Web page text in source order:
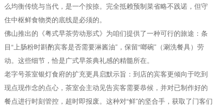
么均衡传统与当代，是一个按捺。完全抵赖预制菜省略不践诺，但守
住中枢鲜食物类的底线是必须的。
佛山推出的《粤式早茶劳动形式》为咱们提供了一种可行的旅途：条
目“上肠粉时斟酌宾客是否需要淋酱油”，保留“啷碗”（涮洗餐具）劳
动。这些细节，恰是广式早茶典礼感的精髓所在。
老字号茶室银灯食府的扩充更具启默示旨：到店的宾客更倾向于吃到
现点现作念的点心，茶室会主动见告宾客需要恭候，并对已制作好的
餐点进行时刻管控，超时即报废。这种对“鲜”的坚合手，获取了门客们